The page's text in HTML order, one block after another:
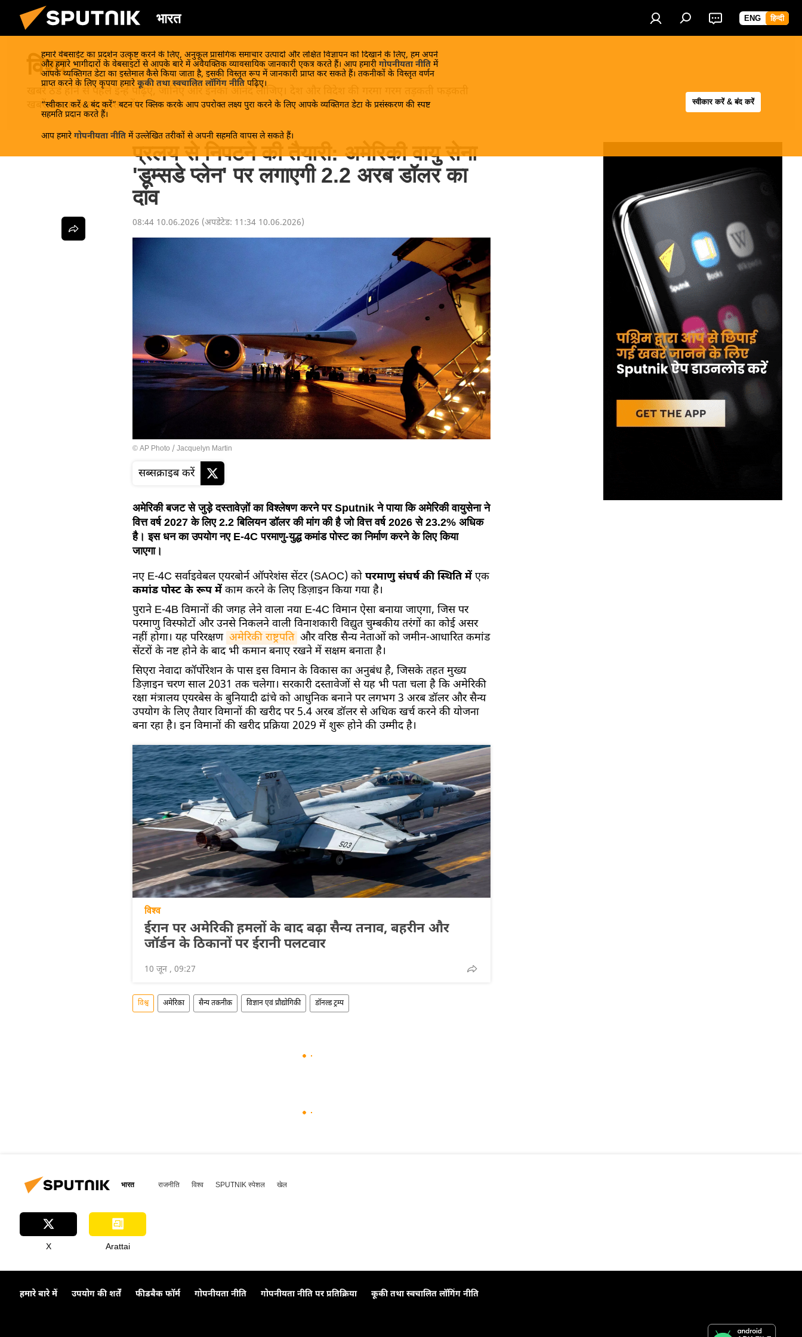
भारत ENG हिन्दी
हमारे वेबसाईट का प्रदर्शन उत्कृष्ट करने के लिए, अनुकूल प्रासंगिक समाचार उत्पादों और लक्षित विज्ञापन को दिखाने के लिए, हम अपने
और हमारे भागीदारों के वेबसाइटों से आपके बारे में अवैयक्तिक व्यावसायिक जानकारी एकत्र करते हैं। आप हमारी गोपनीयता नीति में
आपके व्यक्तिगत डेटा का इस्तेमाल कैसे किया जाता है, इसकी विस्तृत रूप में जानकारी प्राप्त कर सकते हैं। तकनीकों के विस्तृत वर्णन
प्राप्त करने के लिए कृपया हमारे कूकी तथा स्वचालित लॉगिंग नीति पढ़िए।
“स्वीकार करें & बंद करें” बटन पर क्लिक करके आप उपरोक्त लक्ष्य पुरा करने के लिए आपके व्यक्तिगत डेटा के प्रसंस्करण की स्पष्ट
सहमति प्रदान करते हैं।
आप हमारे गोपनीयता नीति में उल्लेखित तरीकों से अपनी सहमति वापस ले सकते हैं।
स्वीकार करें & बंद करें
विश्व
खबरें ठंडे होने से पहले इन्हें पढ़िए, जानिए और इनका आनंद लीजिए। देश और विदेश की गरमा गरम तड़कती फड़कती
खबरें Sputnik पर प्राप्त करें!
प्रलय से निपटने की तैयारी: अमेरिकी वायु सेना
'डूम्सडे प्लेन' पर लगाएगी 2.2 अरब डॉलर का
दांव
08:44 10.06.2026 (अपडेटेड: 11:34 10.06.2026)
© AP Photo / Jacquelyn Martin
सब्सक्राइब करें
अमेरिकी बजट से जुड़े दस्तावेज़ों का विश्लेषण करने पर Sputnik ने पाया कि अमेरिकी वायुसेना ने
वित्त वर्ष 2027 के लिए 2.2 बिलियन डॉलर की मांग की है जो वित्त वर्ष 2026 से 23.2% अधिक
है। इस धन का उपयोग नए E-4C परमाणु-युद्ध कमांड पोस्ट का निर्माण करने के लिए किया
जाएगा।
नए E-4C सर्वाइवेबल एयरबोर्न ऑपरेशंस सेंटर (SAOC) को परमाणु संघर्ष की स्थिति में एक
कमांड पोस्ट के रूप में काम करने के लिए डिज़ाइन किया गया है।
पुराने E-4B विमानों की जगह लेने वाला नया E-4C विमान ऐसा बनाया जाएगा, जिस पर
परमाणु विस्फोटों और उनसे निकलने वाली विनाशकारी विद्युत चुम्बकीय तरंगों का कोई असर
नहीं होगा। यह परिरक्षण अमेरिकी राष्ट्रपति और वरिष्ठ सैन्य नेताओं को जमीन-आधारित कमांड
सेंटरों के नष्ट होने के बाद भी कमान बनाए रखने में सक्षम बनाता है।
सिएरा नेवादा कॉर्पोरेशन के पास इस विमान के विकास का अनुबंध है, जिसके तहत मुख्य
डिज़ाइन चरण साल 2031 तक चलेगा। सरकारी दस्तावेजों से यह भी पता चला है कि अमेरिकी
रक्षा मंत्रालय एयरबेस के बुनियादी ढांचे को आधुनिक बनाने पर लगभग 3 अरब डॉलर और सैन्य
उपयोग के लिए तैयार विमानों की खरीद पर 5.4 अरब डॉलर से अधिक खर्च करने की योजना
बना रहा है। इन विमानों की खरीद प्रक्रिया 2029 में शुरू होने की उम्मीद है।
विश्व
ईरान पर अमेरिकी हमलों के बाद बढ़ा सैन्य तनाव, बहरीन और
जॉर्डन के ठिकानों पर ईरानी पलटवार
10 जून , 09:27
विश्व अमेरिका सैन्य तकनीक विज्ञान एवं प्रौद्योगिकी डॉनल्ड ट्रम्प
भारत राजनीति विश्व SPUTNIK स्पेशल खेल
X Arattai
हमारे बारे में उपयोग की शर्तें फीडबैक फॉर्म गोपनीयता नीति गोपनीयता नीति पर प्रतिक्रिया कूकी तथा स्वचालित लॉगिंग नीति